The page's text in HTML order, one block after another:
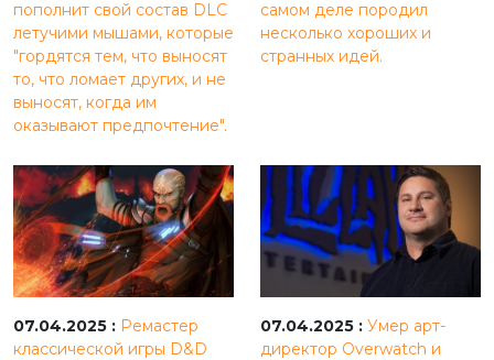
пополнит свой состав DLC
летучими мышами, которые
"гордятся тем, что выносят
то, что ломает других, и не
выносят, когда им
оказывают предпочтение".
самом деле породил
несколько хороших и
странных идей.
07.04.2025 : Ремастер
классической игры D&D
07.04.2025 : Умер арт-
директор Overwatch и